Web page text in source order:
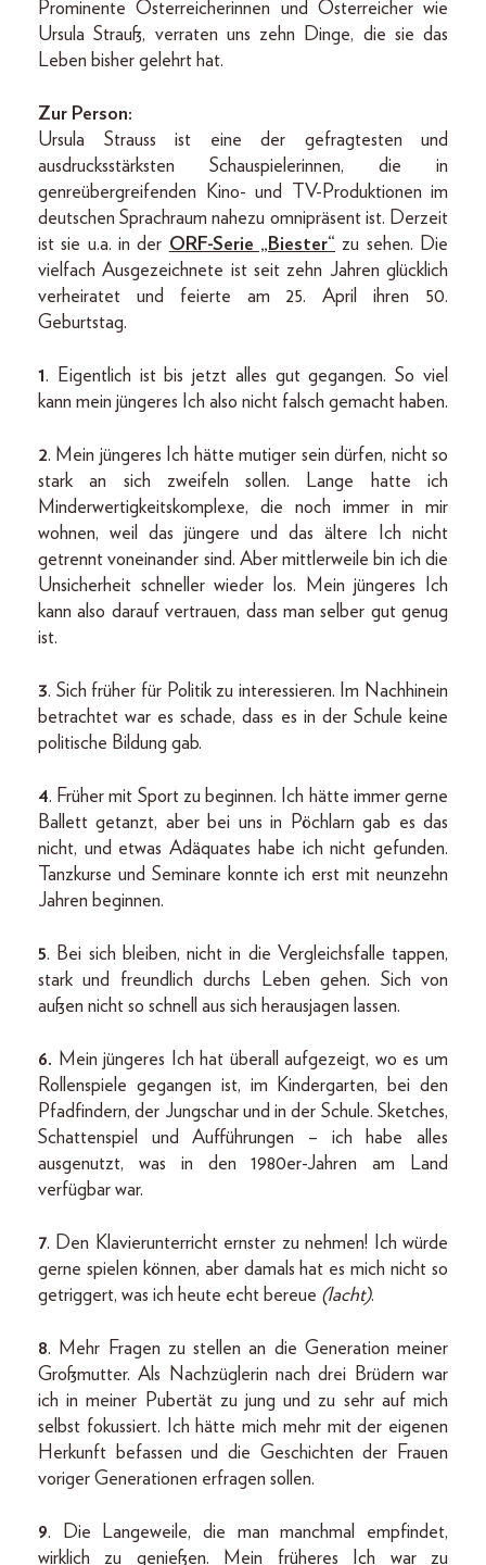
Prominente Österreicherinnen und Österreicher wie
Ursula Strauß, verraten uns zehn Dinge, die sie das
Leben bisher gelehrt hat.
Zur Person:
Ursula Strauss ist eine der gefragtesten und
ausdrucksstärksten Schauspielerinnen, die in
genreübergreifenden Kino- und TV-Produktionen im
deutschen Sprachraum nahezu omnipräsent ist. Derzeit
ist sie u.a. in der ORF-Serie „Biester“ zu sehen. Die
vielfach Ausgezeichnete ist seit zehn Jahren glücklich
verheiratet und feierte am 25. April ihren 50.
Geburtstag.
1. Eigentlich ist bis jetzt alles gut gegangen. So viel
kann mein jüngeres Ich also nicht falsch gemacht haben.
2. Mein jüngeres Ich hätte mutiger sein dürfen, nicht so
stark an sich zweifeln sollen. Lange hatte ich
Minderwertigkeitskomplexe, die noch immer in mir
wohnen, weil das jüngere und das ältere Ich nicht
getrennt voneinander sind. Aber mittlerweile bin ich die
Unsicherheit schneller wieder los. Mein jüngeres Ich
kann also darauf vertrauen, dass man selber gut genug
ist.
3. Sich früher für Politik zu interessieren. Im Nachhinein
betrachtet war es schade, dass es in der Schule keine
politische Bildung gab.
4. Früher mit Sport zu beginnen. Ich hätte immer gerne
Ballett getanzt, aber bei uns in Pöchlarn gab es das
nicht, und etwas Adäquates habe ich nicht gefunden.
Tanzkurse und Seminare konnte ich erst mit neunzehn
Jahren beginnen.
5. Bei sich bleiben, nicht in die Vergleichsfalle tappen,
stark und freundlich durchs Leben gehen. Sich von
außen nicht so schnell aus sich herausjagen lassen.
6. Mein jüngeres Ich hat überall aufgezeigt, wo es um
Rollenspiele gegangen ist, im Kindergarten, bei den
Pfadfindern, der Jungschar und in der Schule. Sketches,
Schattenspiel und Aufführungen – ich habe alles
ausgenutzt, was in den 1980er-Jahren am Land
verfügbar war.
7. Den Klavierunterricht ernster zu nehmen! Ich würde
gerne spielen können, aber damals hat es mich nicht so
getriggert, was ich heute echt bereue (lacht).
8. Mehr Fragen zu stellen an die Generation meiner
Großmutter. Als Nachzüglerin nach drei Brüdern war
ich in meiner Pubertät zu jung und zu sehr auf mich
selbst fokussiert. Ich hätte mich mehr mit der eigenen
Herkunft befassen und die Geschichten der Frauen
voriger Generationen erfragen sollen.
9. Die Langeweile, die man manchmal empfindet,
wirklich zu genießen. Mein früheres Ich war zu